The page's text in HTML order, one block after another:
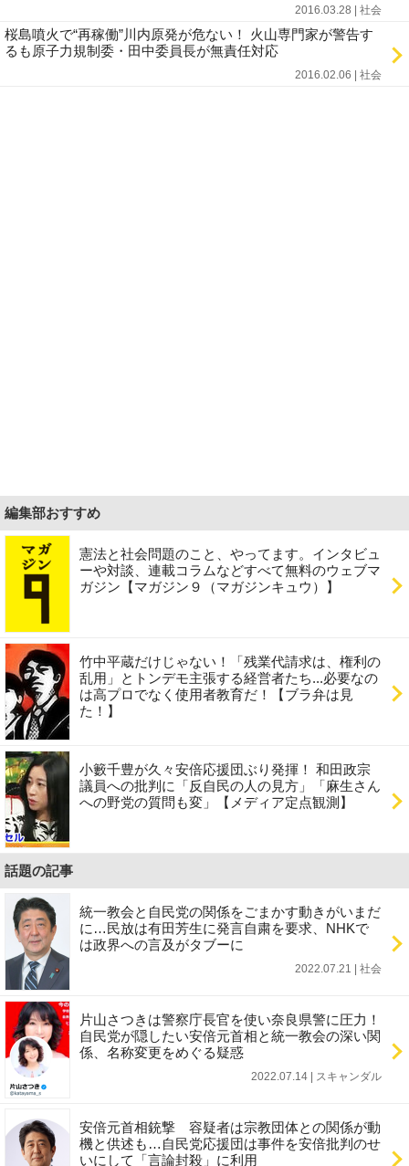
2016.03.28 | 社会
桜島噴火で“再稼働”川内原発が危ない！ 火山専門家が警告す
るも原子力規制委・田中委員長が無責任対応
2016.02.06 | 社会
編集部おすすめ
憲法と社会問題のこと、やってます。インタビュ
ーや対談、連載コラムなどすべて無料のウェブマ
ガジン【マガジン９（マガジンキュウ）】
竹中平蔵だけじゃない！「残業代請求は、権利の
乱用」とトンデモ主張する経営者たち...必要なの
は高プロでなく使用者教育だ！【ブラ弁は見
た！】
小籔千豊が久々安倍応援団ぶり発揮！ 和田政宗
議員への批判に「反自民の人の見方」「麻生さん
への野党の質問も変」【メディア定点観測】
話題の記事
統一教会と自民党の関係をごまかす動きがいまだ
に…民放は有田芳生に発言自粛を要求、NHKで
は政界への言及がタブーに
2022.07.21 | 社会
片山さつきは警察庁長官を使い奈良県警に圧力！
自民党が隠したい安倍元首相と統一教会の深い関
係、名称変更をめぐる疑惑
2022.07.14 | スキャンダル
安倍元首相銃撃 容疑者は宗教団体との関係が動
機と供述も…自民党応援団は事件を安倍批判のせ
いにして「言論封殺」に利用